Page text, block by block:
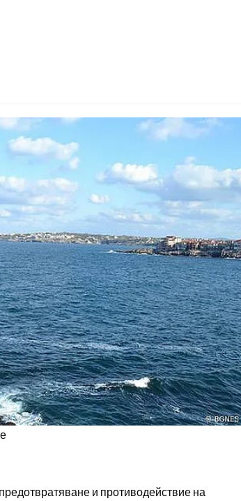
и противодействие на